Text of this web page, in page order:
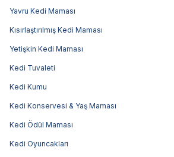
Yavru Kedi Maması
Kısırlaştırılmış Kedi Maması
Yetişkin Kedi Maması
Kedi Tuvaleti
Kedi Kumu
Kedi Konservesi & Yaş Maması
Kedi Ödül Maması
Kedi Oyuncakları